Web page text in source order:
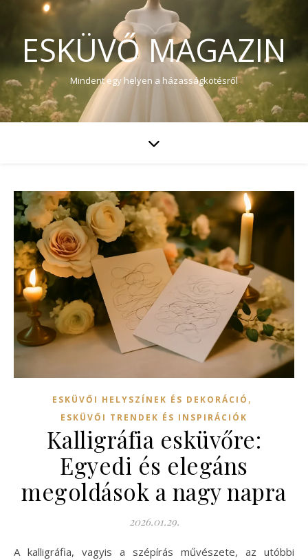
ESKÜVŐ MAGAZIN
Mindent egy helyen a házasságkötésről
ESKÜVŐI HELYSZÍNEK ÉS DEKORÁCIÓ ,
ESKÜVŐI TRENDEK ÉS INSPIRÁCIÓK
Kalligráfia esküvőre:
Egyedi és elegáns
megoldások a nagy napra
2026.01.29.
A kalligráfia, vagyis a szépírás művészete, az utóbbi